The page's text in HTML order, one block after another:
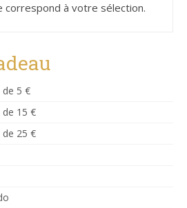
correspond à votre sélection.
de 5 €
15 €
25 €